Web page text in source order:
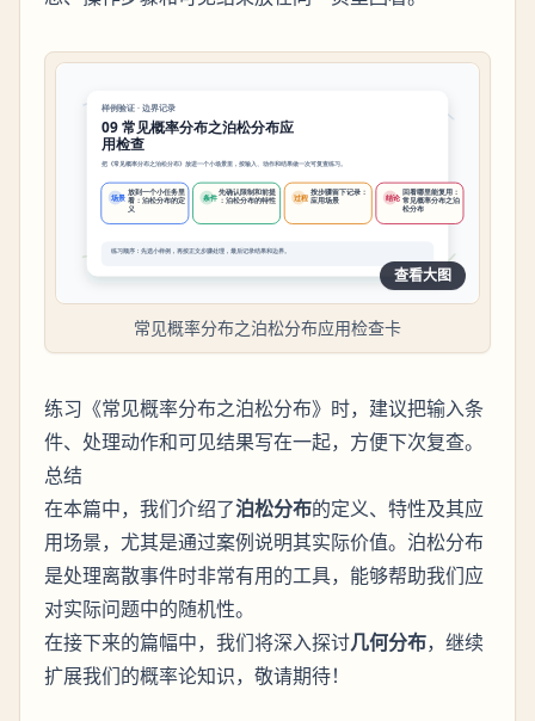
查看大图
常见概率分布之泊松分布应用检查卡
练习《常见概率分布之泊松分布》时，建议把输入条
件、处理动作和可见结果写在一起，方便下次复查。
总结
在本篇中，我们介绍了泊松分布的定义、特性及其应
用场景，尤其是通过案例说明其实际价值。泊松分布
是处理离散事件时非常有用的工具，能够帮助我们应
对实际问题中的随机性。
在接下来的篇幅中，我们将深入探讨几何分布，继续
扩展我们的概率论知识，敬请期待！